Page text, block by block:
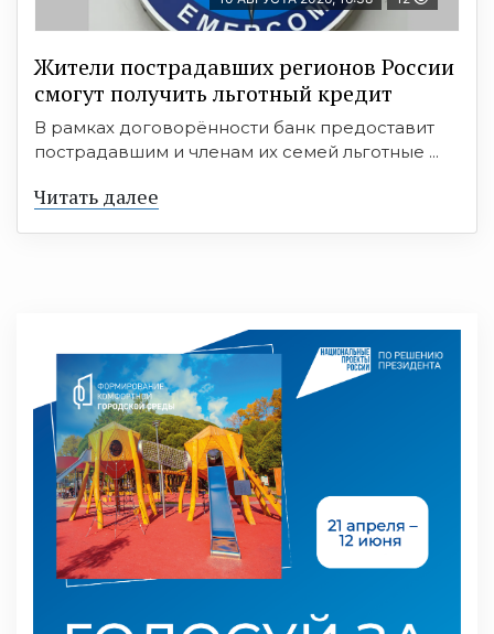
Жители пострадавших регионов России
смогут получить льготный кредит
В рамках договорённости банк предоставит
пострадавшим и членам их семей льготные ...
Читать далее